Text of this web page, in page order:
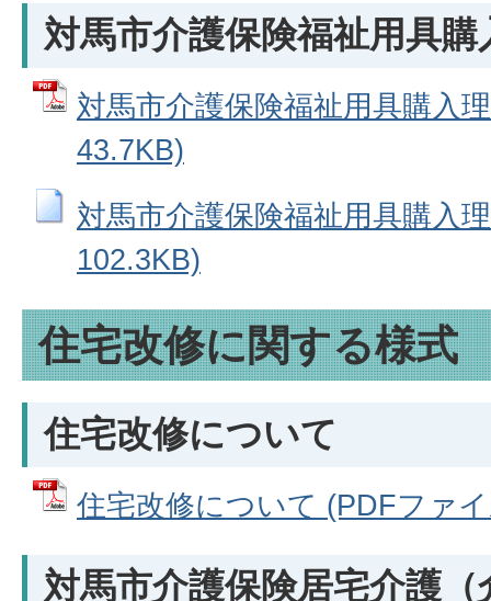
対馬市介護保険福祉用具購
対馬市介護保険福祉用具購入
43.7KB)
対馬市介護保険福祉用具購入
102.3KB)
住宅改修に関する様式
住宅改修について
住宅改修について (PDFファ
対馬市介護保険居宅介護